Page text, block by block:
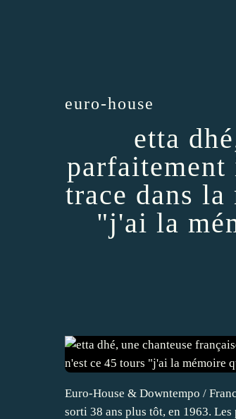
euro-house
etta
parfaitement
trace dans la
"j'ai la
Euro-House & Downtempo /
sorti 38 ans plus tôt, en 1963.